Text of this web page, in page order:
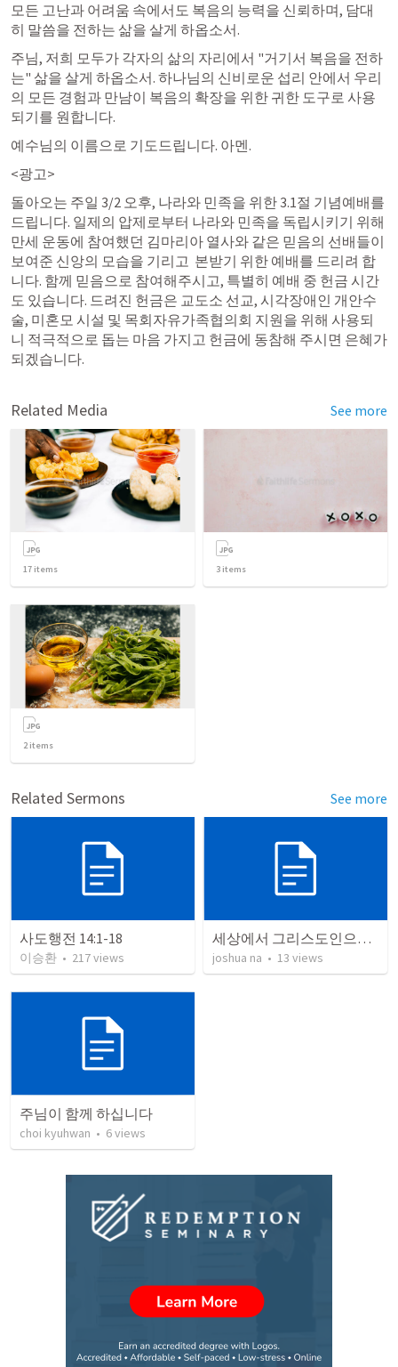
모든 고난과 어려움 속에서도 복음의 능력을 신뢰하며, 담대
히 말씀을 전하는 삶을 살게 하옵소서.
주님, 저희 모두가 각자의 삶의 자리에서 "거기서 복음을 전하
는" 삶을 살게 하옵소서. 하나님의 신비로운 섭리 안에서 우리
의 모든 경험과 만남이 복음의 확장을 위한 귀한 도구로 사용
되기를 원합니다.
예수님의 이름으로 기도드립니다. 아멘.
<광고>
돌아오는 주일 3/2 오후, 나라와 민족을 위한 3.1절 기념예배를
드립니다. 일제의 압제로부터 나라와 민족을 독립시키기 위해
만세 운동에 참여했던 김마리아 열사와 같은 믿음의 선배들이
보여준 신앙의 모습을 기리고  본받기 위한 예배를 드리려 합
니다. 함께 믿음으로 참여해주시고, 특별히 예배 중 헌금 시간
도 있습니다. 드려진 헌금은 교도소 선교, 시각장애인 개안수
술, 미혼모 시설 및 목회자유가족협의회 지원을 위해 사용되
니 적극적으로 돕는 마음 가지고 헌금에 동참해 주시면 은혜가
되겠습니다.
Related Media See more
17 items 3 items
2items
Related Sermons See more
사도행전 14:1-18
이승환 • 217views
세상에서 그리스도인으로 살아갈 때
joshua na • 13 views
주님이 함께 하십니다
choi kyuhwan • 6views